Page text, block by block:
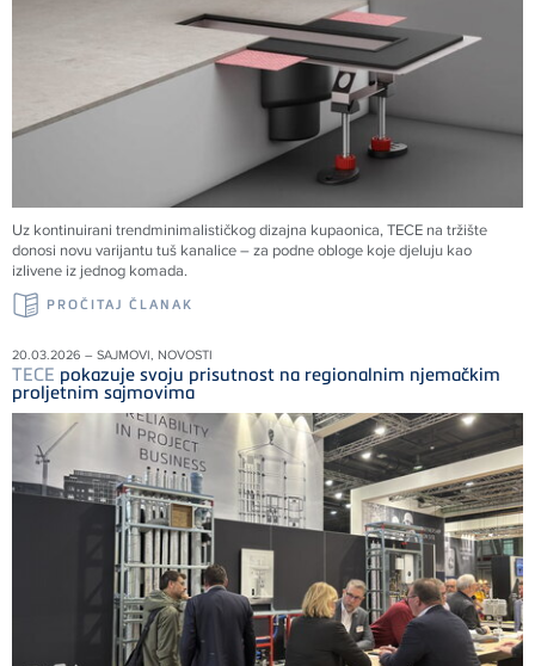
Uz kontinuirani trendminimalističkog dizajna kupaonica, TECE na tržište
donosi novu varijantu tuš kanalice – za podne obloge koje djeluju kao
izlivene iz jednog komada.
PROČITAJ ČLANAK
20.03.2026 – SAJMOVI, NOVOSTI
TECE pokazuje svoju prisutnost na regionalnim njemačkim
proljetnim sajmovima